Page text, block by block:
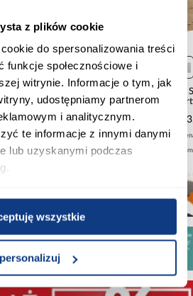
z plików cookie
do spersonalizowania treści
funkcje społecznościowe i
witrynie. Informacje o tym, jak
udostępniamy partnerom
i analitycznym.
te informacje z innymi danymi
lub uzyskanymi podczas
wszystkie
Narożnik Basel P Memphis
4
3 359,20 zł
Najniższa cena:3 999,00 zł
Cena regularna:4 199,00 zł
Komoda
Najniższa
Cena